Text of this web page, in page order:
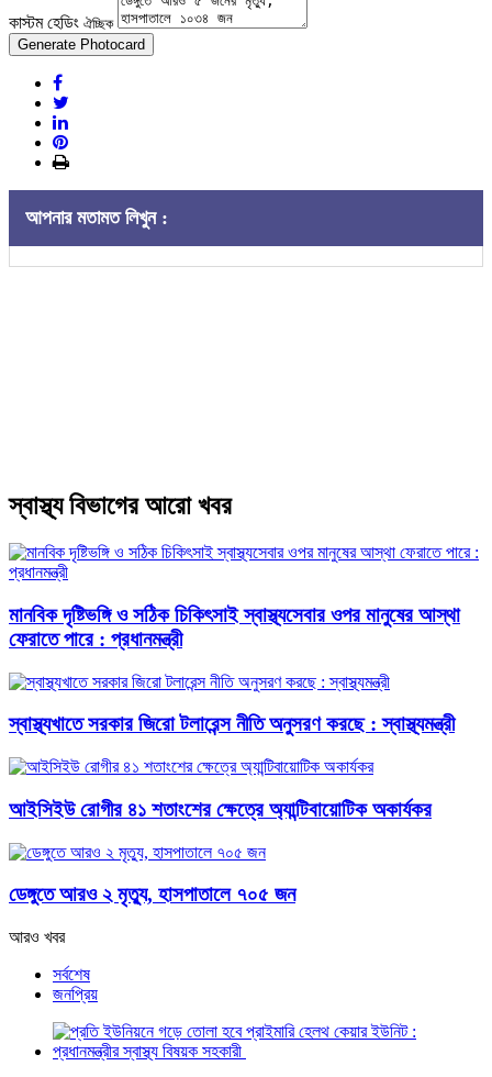
কাস্টম হেডিং ঐচ্ছিক
Generate Photocard
আপনার মতামত লিখুন :
স্বাস্থ্য বিভাগের আরো খবর
মানবিক দৃষ্টিভঙ্গি ও সঠিক চিকিৎসাই স্বাস্থ্যসেবার ওপর মানুষের আস্থা
ফেরাতে পারে : প্রধানমন্ত্রী
স্বাস্থ্যখাতে সরকার জিরো টলারেন্স নীতি অনুসরণ করছে : স্বাস্থ্যমন্ত্রী
আইসিইউ রোগীর ৪১ শতাংশের ক্ষেত্রে অ্যান্টিবায়োটিক অকার্যকর
ডেঙ্গুতে আরও ২ মৃত্যু, হাসপাতালে ৭০৫ জন
আরও খবর
সর্বশেষ
জনপ্রিয়